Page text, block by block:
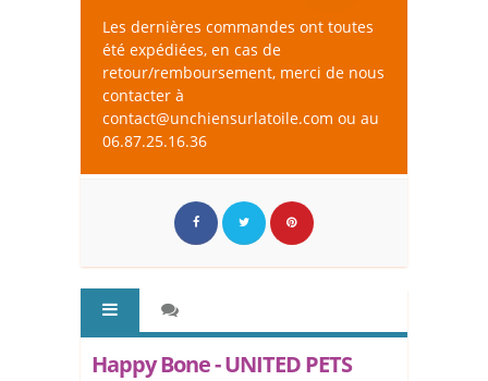
Les dernières commandes ont toutes
été expédiées, en cas de
retour/remboursement, merci de nous
contacter à
contact@unchiensurlatoile.com ou au
06.87.25.16.36
Happy Bone - UNITED PETS